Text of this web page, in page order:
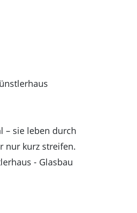
– sie leben durch
nur kurz streifen.
- Glasbau